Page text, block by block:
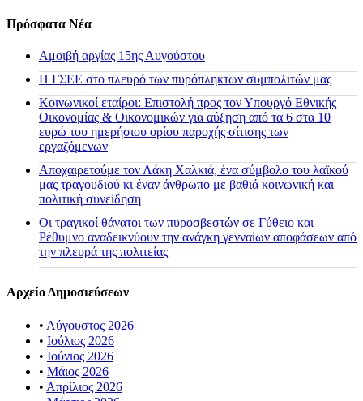
Πρόσφατα Νέα
Αμοιβή αργίας 15ης Αυγούστου
H ΓΣΕΕ στο πλευρό των πυρόπληκτων συμπολιτών μας
Κοινωνικοί εταίροι: Επιστολή προς τον Υπουργό Εθνικής
Οικονομίας & Οικονομικών για αύξηση από τα 6 στα 10
ευρώ του ημερήσιου ορίου παροχής σίτισης των
εργαζόμενων
Αποχαιρετούμε τον Λάκη Χαλκιά, ένα σύμβολο του λαϊκού
μας τραγουδιού κι έναν άνθρωπο με βαθιά κοινωνική και
πολιτική συνείδηση
Οι τραγικοί θάνατοι των πυροσβεστών σε Γύθειο και
Ρέθυμνο αναδεικνύουν την ανάγκη γενναίων αποφάσεων από
την πλευρά της πολιτείας
Αρχείο Δημοσιεύσεων
• Αύγουστος 2026
• Ιούλιος 2026
• Ιούνιος 2026
• Μάιος 2026
• Απρίλιος 2026